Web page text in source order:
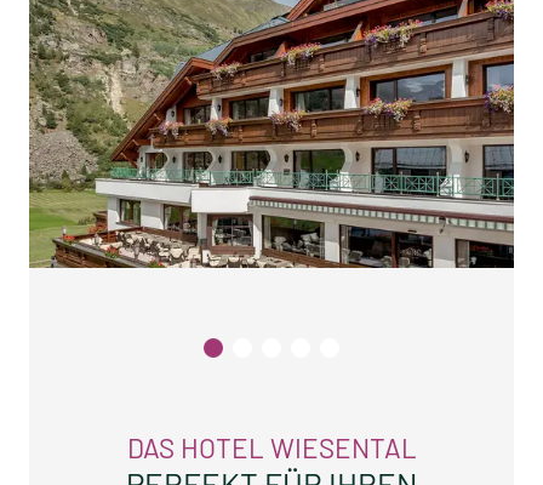
DAS HOTEL WIESENTAL